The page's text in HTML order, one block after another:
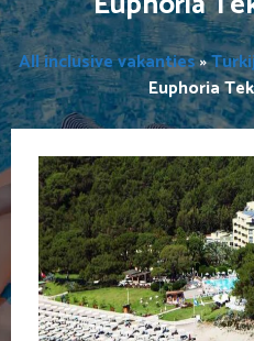
All inclusive vakanties»
Euphoria